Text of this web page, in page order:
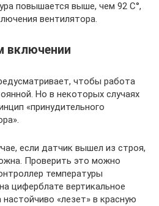
повышается выше, чем 92 С°,
вентилятора.
включении
чтобы работа
Но в некоторых случаях
«принудительного
если датчик вышел из строя,
Проверить это можно
температуры
циферблате вертикальное
«лезет» в красную